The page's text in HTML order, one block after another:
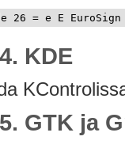
KDE
GTK ja